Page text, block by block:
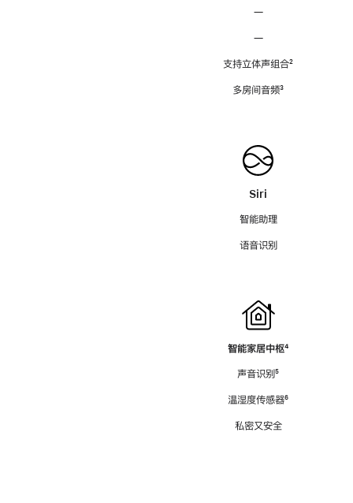
—
—
支持立体声组合脚
²
多房间音频脚
³
Siri
智能助理
语音识别
智能家居中枢脚
⁴
声音识别脚
⁵
温湿度传感器脚
⁶
私密又安全